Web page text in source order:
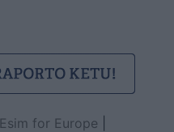
Esim for Europe